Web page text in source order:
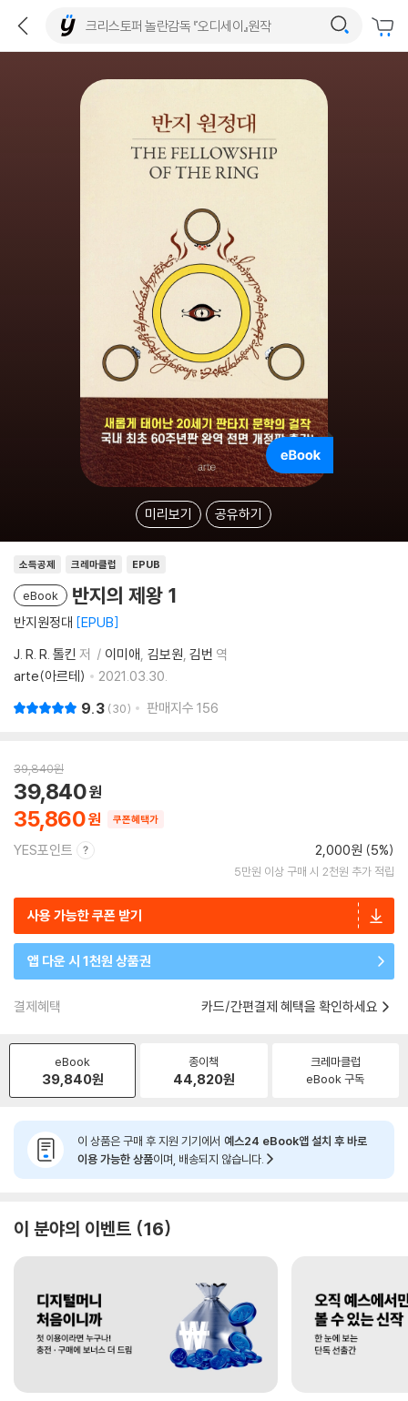
미리보기 공유하기
소득공제 크레마클럽 EPUB
eBook 반지의 제왕 1
반지원정대 EPUB
J. R. R. 톨킨 저 이미애 김보원 김번 역
arte(아르테)
2021.03.30.
9.3 30 판매지수 156
39,840원
35,860
39,840
쿠폰혜택가
YES포인트 2,000원 (5%)
5만원 이상 구매 시 2천원 추가 적립
사용 가능한 쿠폰 받기
앱 다운 시 1천원 상품권
결제혜택 카드/간편결제 혜택을 확인하세요
eBook
39,840원
종이책
44,820원
크레마클럽
eBook 구독
이 상품은 구매 후 지원 기기에서 예스24 eBook앱 설치 후 바로
이용 가능한 상품이며, 배송되지 않습니다.
이 분야의 이벤트 16